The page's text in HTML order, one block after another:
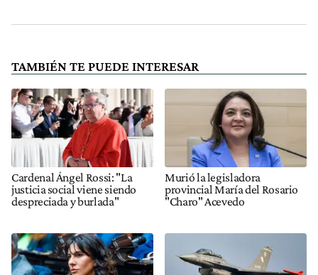
TAMBIÉN TE PUEDE INTERESAR
Cardenal Ángel Rossi: "La
justicia social viene siendo
despreciada y burlada"
Murió la legisladora
provincial María del Rosario
"Charo" Acevedo